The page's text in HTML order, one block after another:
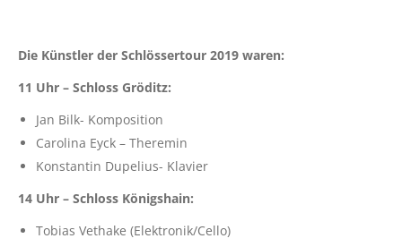
Die Künstler der Schlössertour 2019 waren:
11 Uhr – Schloss Gröditz:
Jan Bilk- Komposition
Carolina Eyck – Theremin
Konstantin Dupelius- Klavier
14 Uhr – Schloss Königshain:
Tobias Vethake (Elektronik/Cello)